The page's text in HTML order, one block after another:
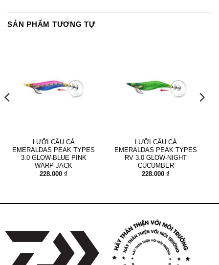
SẢN PHẨM TƯƠNG TỰ
LƯỠI CÂU CÁ
EMERALDAS PEAK TYPES
3.0 GLOW-BLUE PINK
WARP JACK
228.000 ₫
LƯỠI CÂU CÁ
EMERALDAS PEAK TYPES
RV 3.0 GLOW-NIGHT
CUCUMBER
228.000 ₫